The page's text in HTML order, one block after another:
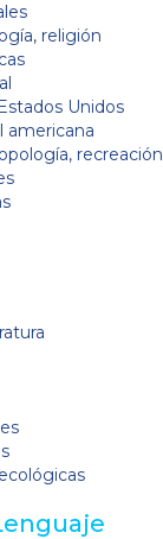
religión
Unidos
americana
recreación